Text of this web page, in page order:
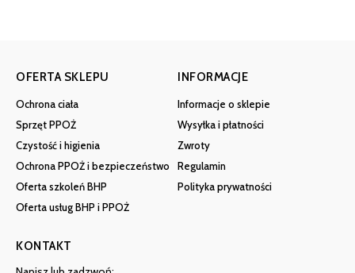
OFERTA SKLEPU
Ochrona ciała
Sprzęt PPOŻ
Czystość i higienia
Ochrona PPOŻ i bezpieczeństwo
Oferta szkoleń BHP
Oferta usług BHP i PPOŻ
INFORMACJE
Informacje o sklepie
Wysyłka i płatności
Zwroty
Regulamin
Polityka prywatności
KONTAKT